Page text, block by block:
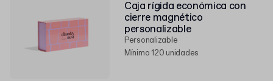
Caja rígida económica con
cierre magnético
personalizable
Personalizable
Mínimo 120 unidades